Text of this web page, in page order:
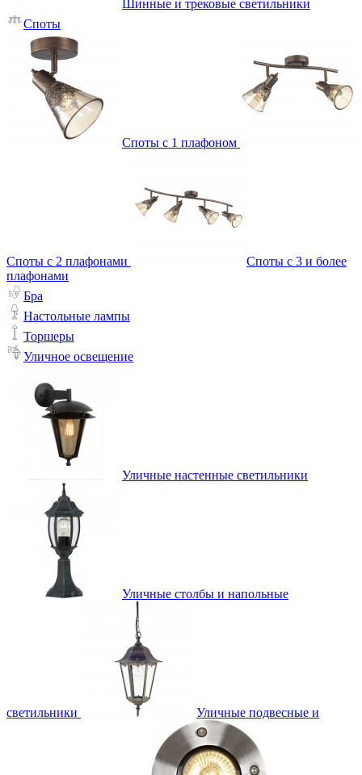
Шинные и трековые светильники
Споты
Споты с 1 плафоном
Споты с 2 плафонами
Споты с 3 и более
плафонами
Бра
Настольные лампы
Торшеры
Уличное освещение
Уличные настенные светильники
Уличные столбы и напольные
светильники Уличные подвесные и